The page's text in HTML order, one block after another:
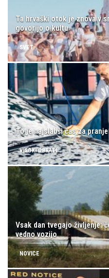
Ta hrvaški otok je znova v
govorijo o kultu
SVET
To je najslabši čas za
VISOKI OBRATI
Vsak dan tvegajo življenje:
vedno vozijo
NOVICE